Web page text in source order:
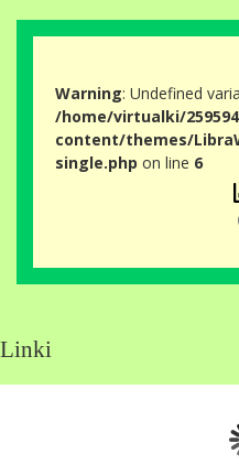
Warning: Undefined
/home/virtualki/
content/themes/
single.php on line 6
Linki